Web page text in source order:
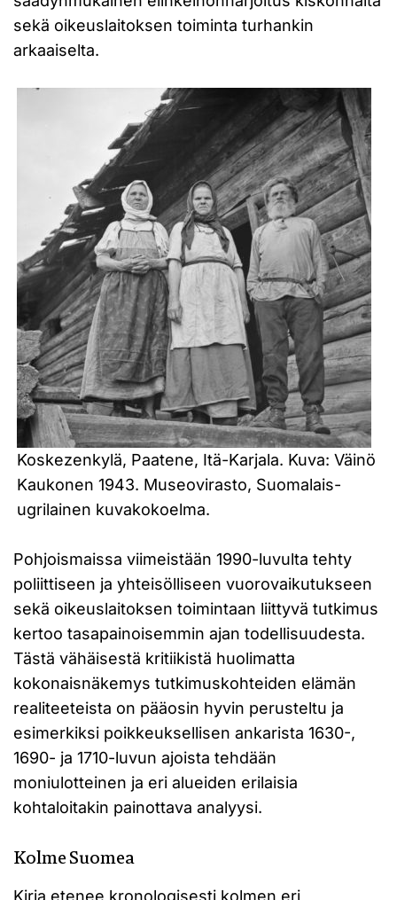
sekä oikeuslaitoksen toiminta turhankin
arkaaiselta.
Koskezenkylä, Paatene, Itä-Karjala. Kuva: Väinö
Kaukonen 1943. Museovirasto, Suomalais-
ugrilainen kuvakokoelma.
Pohjoismaissa viimeistään 1990-luvulta tehty
poliittiseen ja yhteisölliseen vuorovaikutukseen
sekä oikeuslaitoksen toimintaan liittyvä tutkimus
kertoo tasapainoisemmin ajan todellisuudesta.
Tästä vähäisestä kritiikistä huolimatta
kokonaisnäkemys tutkimuskohteiden elämän
realiteeteista on pääosin hyvin perusteltu ja
esimerkiksi poikkeuksellisen ankarista 1630-,
1690- ja 1710-luvun ajoista tehdään
moniulotteinen ja eri alueiden erilaisia
kohtaloitakin painottava analyysi.
Kolme Suomea
Kirja etenee kronologisesti kolmen eri